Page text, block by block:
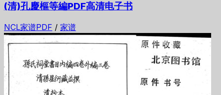
(清)孔慶樞等編PDF高清电子书
NCL家谱PDF / 家谱